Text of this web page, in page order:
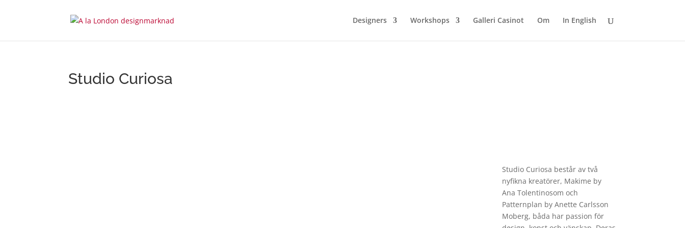
Designers Workshops Galleri Casinot Om In English
Studio Curiosa
Studio Curiosa består av två
nyfikna kreatörer, Makime by
Ana Tolentinosom och
Patternplan by Anette Carlsson
Moberg, båda har passion för